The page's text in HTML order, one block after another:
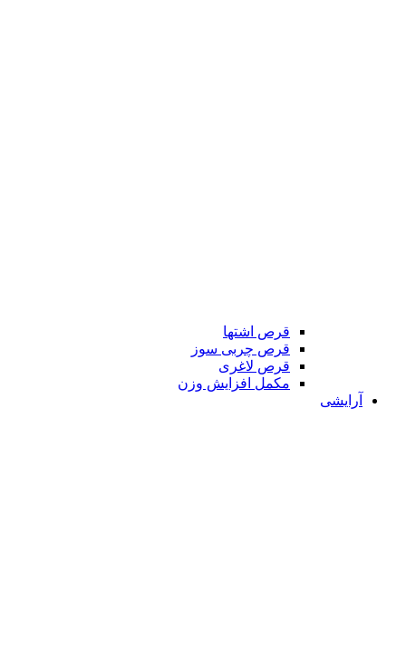
قرص اشتها
قرص چربی سوز
قرص لاغری
مکمل افزایش وزن
آرایشی